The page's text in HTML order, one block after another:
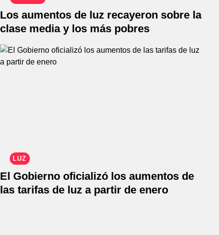
Los aumentos de luz recayeron sobre la
clase media y los más pobres
LUZ
El Gobierno oficializó los aumentos de
las tarifas de luz a partir de enero